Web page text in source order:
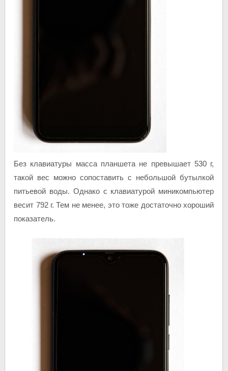
Без клавиатуры масса планшета не превышает 530 г,
такой вес можно сопоставить с небольшой бутылкой
питьевой воды. Однако с клавиатурой миникомпьютер
весит 792 г. Тем не менее, это тоже достаточно хороший
показатель.